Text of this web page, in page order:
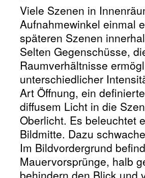
Viele Szenen in
Aufnahmewinkel einmal
späteren Szenen
Selten Gegenschüsse,
Raumverhältnisse
unterschiedlicher
Art Öffnung, ein
diffusem Licht in die
Oberlicht. Es beleuchtet
Bildmitte. Dazu
Im Bildvordergrund
Mauervorsprünge, halb
behindern den Blick und